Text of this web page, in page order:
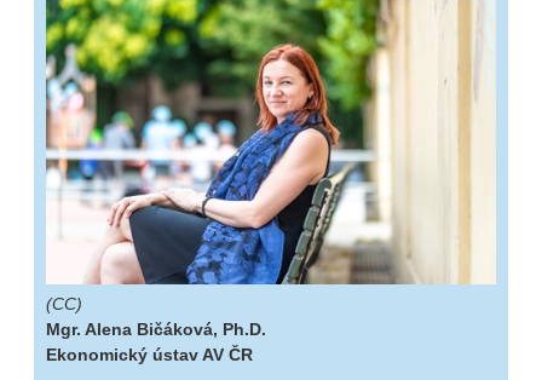
(CC)
Mgr. Alena Bičáková, Ph.D.
Ekonomický ústav AV ČR